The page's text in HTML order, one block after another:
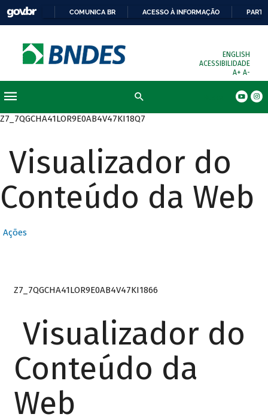
COMUNICA BR ACESSO À INFORMAÇÃO
ENGLISH
ACESSIBILIDADE
A+ A-
Z7_7QGCHA41LOR9E0AB4V47KI18Q7
Visualizador do
Conteúdo da Web
Ações
Z7_7QGCHA41LOR9E0AB4V47KI1866
Visualizador do
Conteúdo da
Web